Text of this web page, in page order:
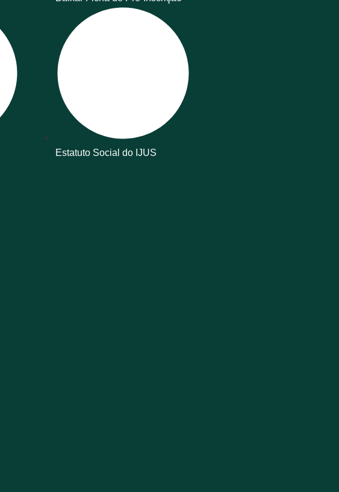
Estatuto Social do IJUS